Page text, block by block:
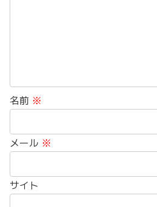
名前 ※
メール ※
サイト